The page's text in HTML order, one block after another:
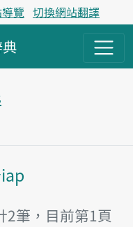
覽 切換網站翻譯
區塊
2筆，目前第1頁